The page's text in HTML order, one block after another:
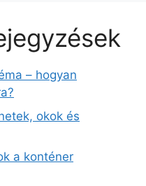
– hogyan
okok és
a konténer